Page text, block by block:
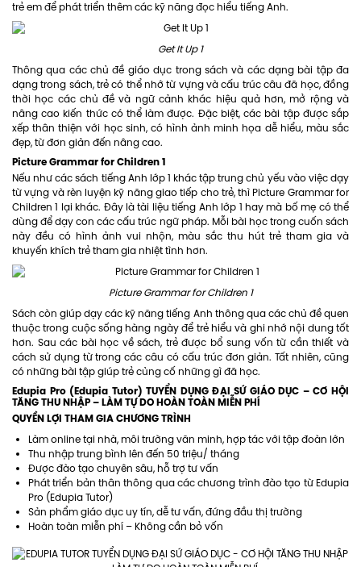
trẻ em để phát triển thêm các kỹ năng đọc hiểu tiếng Anh.
Get It Up 1
Thông qua các chủ đề giáo dục trong sách và các dạng bài tập đa
dạng trong sách, trẻ có thể nhớ từ vựng và cấu trúc câu đã học, đồng
thời học các chủ đề và ngữ cảnh khác hiệu quả hơn, mở rộng và
nâng cao kiến ​​thức có thể làm được. Đặc biệt, các bài tập được sắp
xếp thân thiện với học sinh, có hình ảnh minh họa dễ hiểu, màu sắc
đẹp, từ đơn giản đến nâng cao.
Picture Grammar for Children 1
Nếu như các sách tiếng Anh lớp 1 khác tập trung chủ yếu vào việc dạy
từ vựng và rèn luyện kỹ năng giao tiếp cho trẻ, thì Picture Grammar for
Children 1 lại khác. Đây là tài liệu tiếng Anh lớp 1 hay mà bố mẹ có thể
dùng để dạy con các cấu trúc ngữ pháp. Mỗi bài học trong cuốn sách
này đều có hình ảnh vui nhộn, màu sắc thu hút trẻ tham gia và
khuyến khích trẻ tham gia nhiệt tình hơn.
Picture Grammar for Children 1
Sách còn giúp dạy các kỹ năng tiếng Anh thông qua các chủ đề quen
thuộc trong cuộc sống hàng ngày để trẻ hiểu và ghi nhớ nội dung tốt
hơn. Sau các bài học về sách, trẻ được bổ sung vốn từ cần thiết và
cách sử dụng từ trong các câu có cấu trúc đơn giản. Tất nhiên, cũng
có những bài tập giúp trẻ củng cố những gì đã học.
Edupia Pro (Edupia Tutor) TUYỂN DỤNG ĐẠI SỨ GIÁO DỤC – CƠ HỘI
TĂNG THU NHẬP – LÀM TỰ DO HOÀN TOÀN MIỄN PHÍ
QUYỀN LỢI THAM GIA CHƯƠNG TRÌNH
Làm online tại nhà, môi trường văn minh, hợp tác với tập đoàn lớn
Thu nhập trung bình lên đến 50 triệu/ tháng
Được đào tạo chuyên sâu, hỗ trợ tư vấn
Phát triển bản thân thông qua các chương trình đào tạo từ Edupia
Pro (Edupia Tutor)
Sản phẩm giáo dục uy tín, dễ tư vấn, đứng đầu thị trường
Hoàn toàn miễn phí – Không cần bỏ vốn